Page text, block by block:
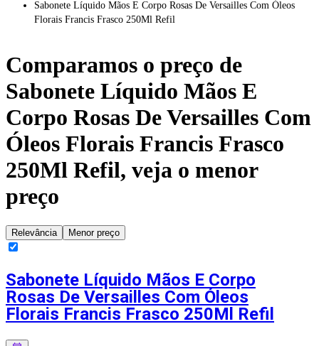
Sabonete Líquido Mãos E Corpo Rosas De Versailles Com Óleos
Florais Francis Frasco 250Ml Refil
Comparamos o preço de
Sabonete Líquido Mãos E
Corpo Rosas De Versailles Com
Óleos Florais Francis Frasco
250Ml Refil, veja o menor
preço
Relevância Menor preço
Sabonete Líquido Mãos E Corpo
Rosas De Versailles Com Óleos
Florais Francis Frasco 250Ml Refil